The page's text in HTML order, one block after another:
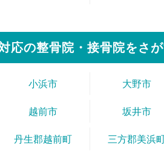
応の整骨院・接骨院をさ
小浜市 大野市
越前市 坂井市
丹生郡越前町 三方郡美浜